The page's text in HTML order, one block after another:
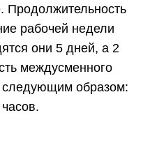
Продолжительность
рабочей недели
они 5 дней, а 2
междусменного
следующим образом: